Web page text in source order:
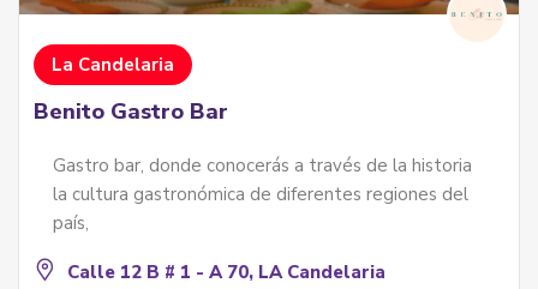
La Candelaria
Benito Gastro Bar
Gastro bar, donde conocerás a través de la historia
la cultura gastronómica de diferentes regiones del
país,
Calle 12 B # 1 - A 70, LA Candelaria